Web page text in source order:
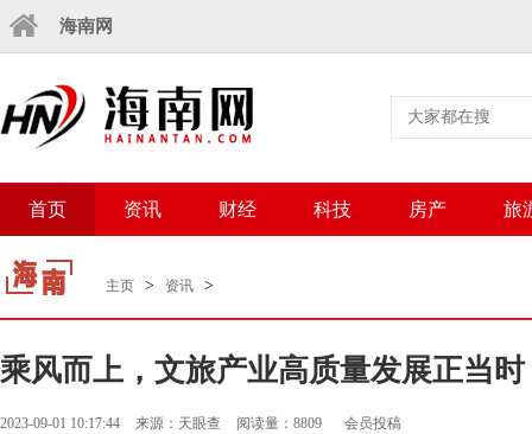
海南网
首页 资讯 财经 科技 房产 旅
主页 > 资讯 >
乘风而上，文旅产业高质量发展正当时
2023-09-01 10:17:44 来源：天眼查 阅读量：8809 会员投稿